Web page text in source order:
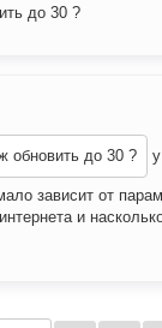
до 30 ?
обновить до 30 ?
зависит от
и